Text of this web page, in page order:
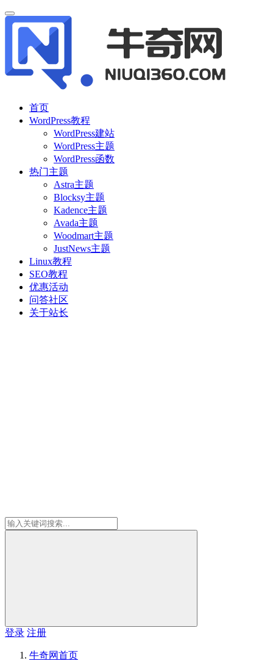
首页
WordPress教程
WordPress建站
WordPress主题
WordPress函数
热门主题
Astra主题
Blocksy主题
Kadence主题
Avada主题
Woodmart主题
JustNews主题
Linux教程
SEO教程
优惠活动
问答社区
关于站长
登录 注册
牛奇网首页